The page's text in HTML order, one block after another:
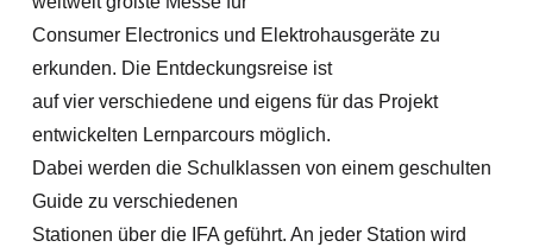
Consumer Electronics und Elektrohausgeräte zu
erkunden. Die Entdeckungsreise ist
auf vier verschiedene und eigens für das Projekt
entwickelten Lernparcours möglich.
Dabei werden die Schulklassen von einem geschulten
Guide zu verschiedenen
Stationen über die IFA geführt. An jeder Station wird